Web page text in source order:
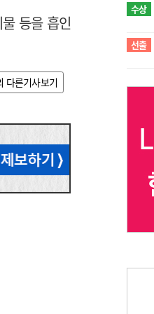
등을 흡인
다른기사보기
수상
선출